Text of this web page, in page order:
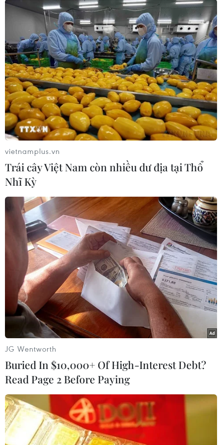
Syria đánh chặn một loạt tên lửa bay vào
gần Damascus
25/12/2018 22:53
và cư dân thành phố cũng thấy tên lửa của hệ thống
phòng không khai hỏa nhằm vào các mục tiêu không
xác định trên bầu trời.
Chính phủ Nga và Syria cam kết duy trì
mối quan hệ chiến lược
vietnamplus.vn
Trái cây Việt Nam còn nhiều dư địa tại Thổ
Nhĩ Kỳ
JG Wentworth
Buried In $10,000+ Of High-Interest Debt?
Read Page 2 Before Paying